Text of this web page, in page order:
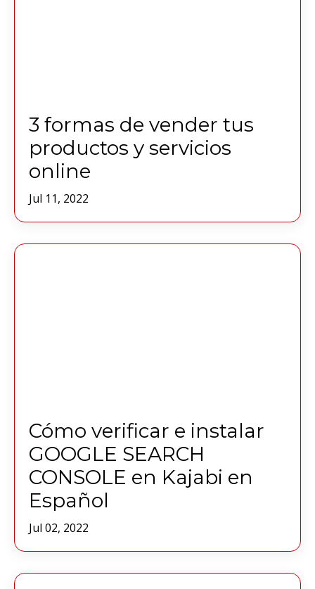
3 formas de vender tus
productos y servicios
online
Jul 11, 2022
Cómo verificar e instalar
GOOGLE SEARCH
CONSOLE en Kajabi en
Español
Jul 02, 2022